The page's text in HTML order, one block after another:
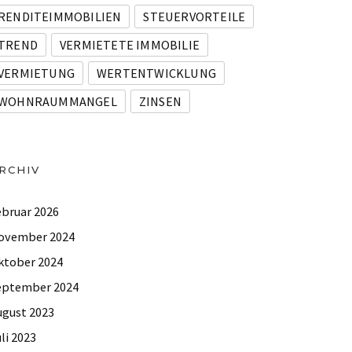
STEUERVORTEILE
VERMIETETE IMMOBILIE
WERTENTWICKLUNG
ZINSEN
2026
2024
2024
2024
2023
2023